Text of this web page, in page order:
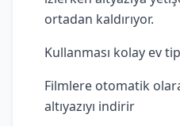
ortadan kaldırıyor.
Kullanması kolay ev
Filmlere otomatik
altıyazıyı indirir